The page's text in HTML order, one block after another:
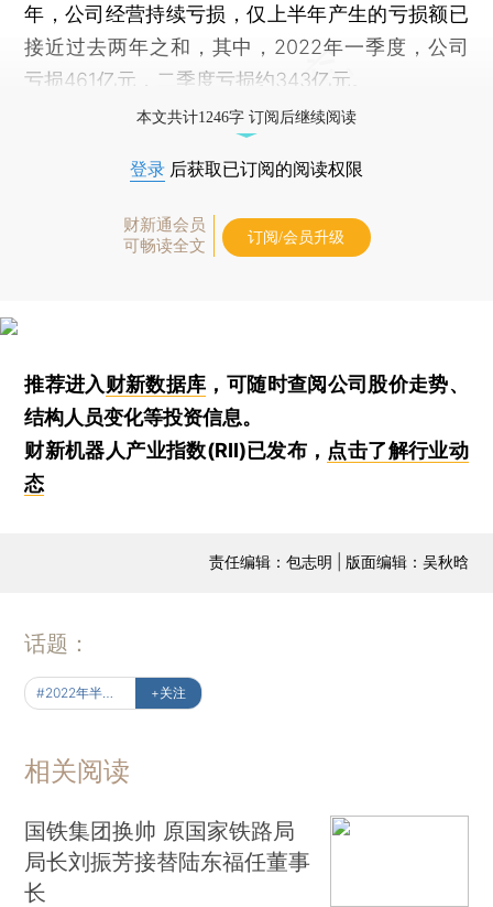
年，公司经营持续亏损，仅上半年产生的亏损额已
接近过去两年之和，其中，2022年一季度，公司
亏损461亿元，二季度亏损约343亿元。
本文共计1246字 订阅后继续阅读
登录 后获取已订阅的阅读权限
财新通会员
可畅读全文
订阅/会员升级
推荐进入财新数据库 ，可随时查阅公司股价走势、
结构人员变化等投资信息。
财新机器人产业指数(RII)已发布， 点击了解行业动
态
责任编辑：包志明 | 版面编辑：吴秋晗
话题：
+关注
相关阅读
国铁集团换帅 原国家铁路局
局长刘振芳接替陆东福任董事
长